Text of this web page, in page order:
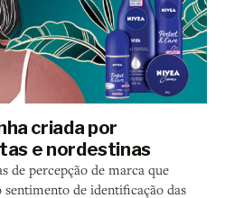
criada por
e nordestinas
de percepção de marca que
de identificação das